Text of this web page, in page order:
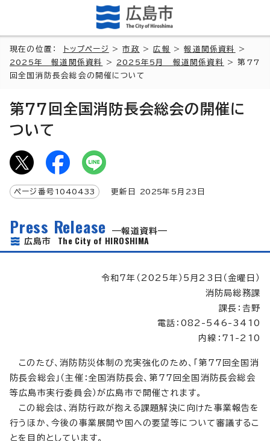
現在の位置： トップページ >市政 >広報 >報道関係資料
>
2025年 報道関係資料
> 2025年5月 報道関係資料
> 第77
回全国消防長会総会の開催について
第77回全国消防長会総会の開催に
ついて
ページ番号 1040433 更新日 2025年5月 23 日
Press Release
報道資料
広島市 The City of HIROSHIMA
令和7年（2025年）5月23日（金曜日）
消防局総務課
課長：𠮷野
電話：082-546-3410
内線：71-210
このたび、消防防災体制の充実強化のため、「第77回全国消
防長会総会」（主催：全国消防長会、第77回全国消防長会総会
等広島市実行委員会）が広島市で開催されます。
この総会は、消防行政が抱える課題解決に向けた事業報告を
行うほか、今後の事業展開や国への要望等について審議するこ
とを目的としています。